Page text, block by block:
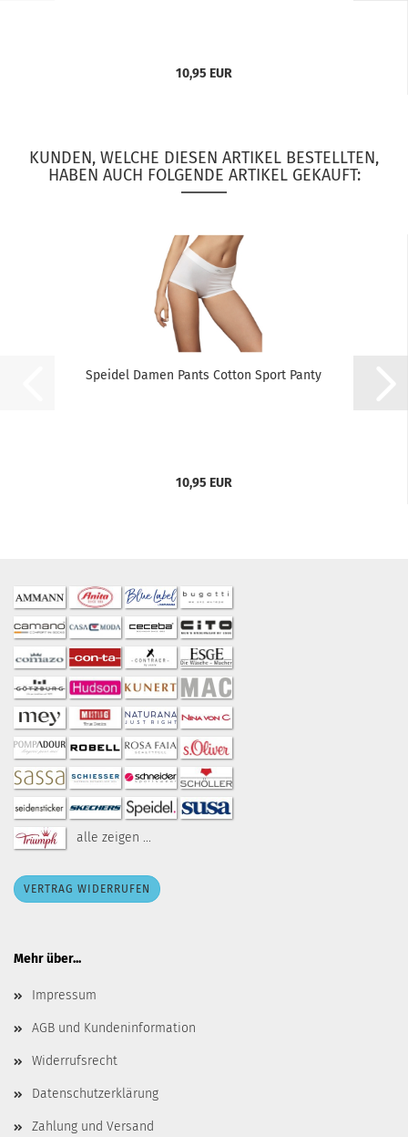
10,95 EUR
KUNDEN, WELCHE DIESEN ARTIKEL BESTELLTEN,
HABEN AUCH FOLGENDE ARTIKEL GEKAUFT:
Speidel Damen Pants Cotton Sport Panty
10,95 EUR
alle zeigen ...
VERTRAG WIDERRUFEN
Mehr über...
Impressum
AGB und Kundeninformation
Widerrufsrecht
Datenschutzerklärung
Zahlung und Versand